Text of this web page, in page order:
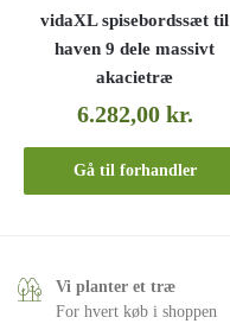
vidaXL spisebordssæt til
haven 9 dele massivt
akacietræ
6.282,00 kr.
Gå til forhandler
Vi planter et træ
For hvert køb i shoppen